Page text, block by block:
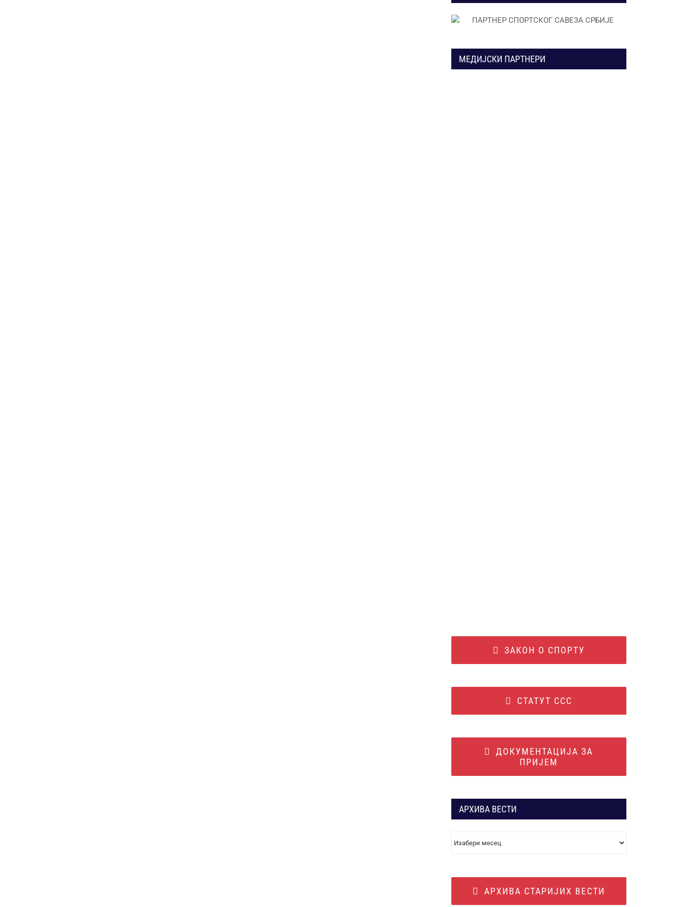
МЕДИЈСКИ ПАРТНЕРИ
ЗАКОН О СПОРТУ
СТАТУТ ССС
ДОКУМЕНТАЦИЈА ЗА
ПРИЈЕМ
АРХИВА ВЕСТИ
ВЕСТИ
АРХИВА СТАРИЈИХ ВЕСТИ